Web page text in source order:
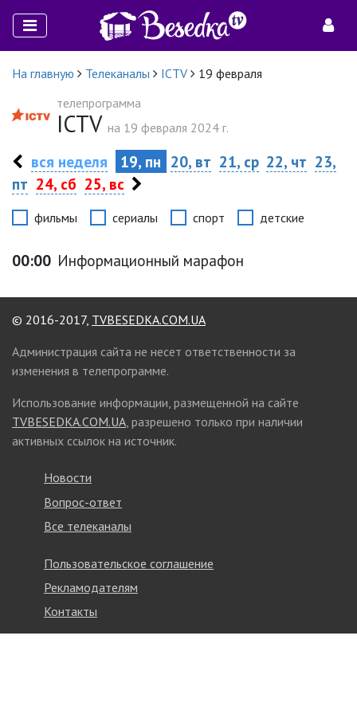
На главную Телеканалы ICTV
19 февраля
телепрограмма
ICTV на 19 февраля 2024 г.
вся неделя 19, пн 20, вт 21, ср 22, чт 23,
пт 24, сб 25, вс
фильмы сериалы спорт детские
00:00 Информационный марафон
© 2016-2017, TVBESEDKA.COM.UA
Администрация сайта не несет ответственности за
изменения в телепрограмме.
Использование информации, размещенной на сайте
TVBESEDKA.COM.UA, разрешено только при наличии
активных ссылок на источник.
Новости
Вопрос-ответ
Все телеканалы
Пользовательское соглашение
Рекламодателям
Контакты